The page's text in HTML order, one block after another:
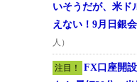
いそうだが、米ド
えない！9月日銀
人）
注目！
FX口座開